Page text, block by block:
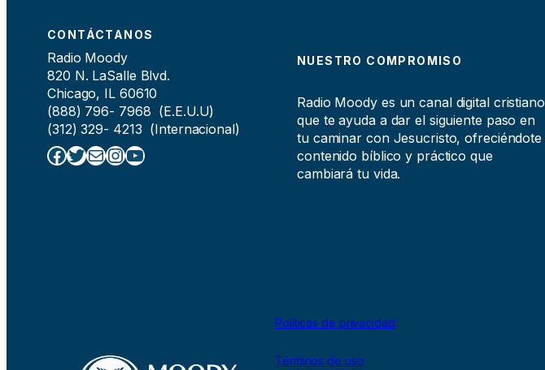
CONTÁCTANOS
Radio Moody
820 N. LaSalle Blvd.
Chicago, IL 60610
(888) 796- 7968 (E.E.U.U)
(312) 329- 4213 (Internacional)
Facebook Twitter Correo electrónico InstagramYouTube
NUESTRO COMPROMISO
Radio Moody es un canal digital cristiano
que te ayuda a dar el siguiente paso en
tu caminar con Jesucristo, ofreciéndote
contenido bíblico y práctico que
cambiará tu vida.
Políticas de privacidad
Términos de uso